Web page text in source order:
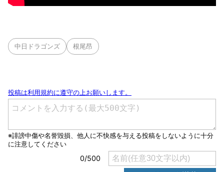
中日ドラゴンズ 根尾昂